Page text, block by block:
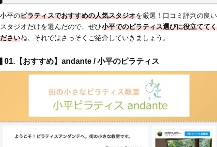
小平のピラティスでおすすめの人気スタジオを厳選！口コミ評判の良い
スタジオだけを選んだので、ぜひ小平でのピラティス選びに役立ててく
ださいね。それではさっそくご紹介していきましょう。
01.【おすすめ】andante / 小平のピラティス